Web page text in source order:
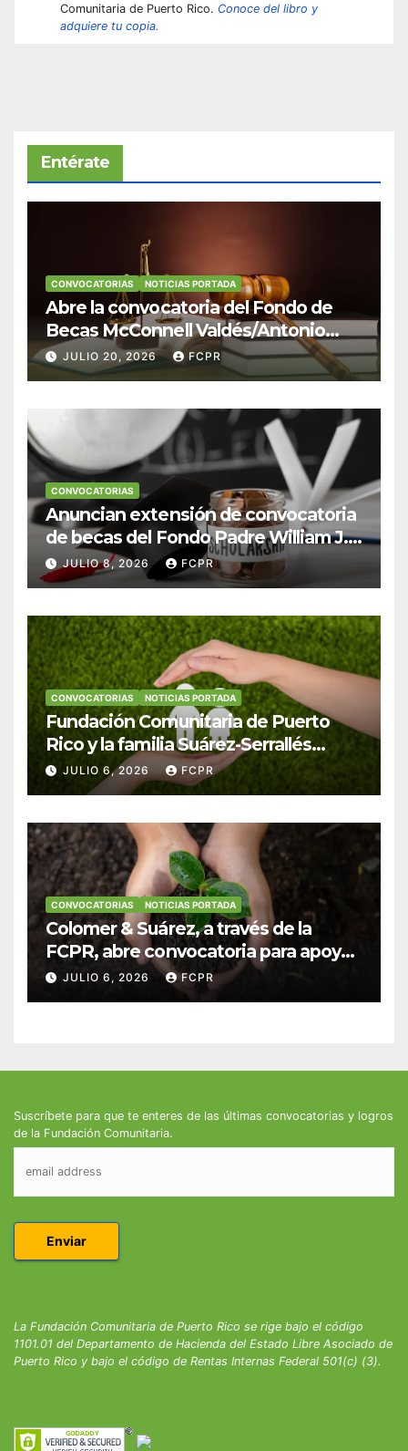
Comunitaria de Puerto Rico. Conoce del libro y
adquiere tu copia.
Entérate
CONVOCATORIAS NOTICIAS PORTADA
Abre la convocatoria del Fondo de
Becas McConnell Valdés/Antonio
Escudero Viera para estudiantes de
Derecho en Puerto Rico
JULIO 20, 2026 FCPR
CONVOCATORIAS
Anuncian extensión de convocatoria
de becas del Fondo Padre William J.
Hendricks, SJ para estudiantes del
Colegio San Ignacio
JULIO 8, 2026 FCPR
CONVOCATORIAS NOTICIAS PORTADA
Fundación Comunitaria de Puerto
Rico y la familia Suárez-Serrallés
anuncian convocatoria para
fortalecer hogares y albergues
JULIO 6, 2026 FCPR
CONVOCATORIAS NOTICIAS PORTADA
Colomer & Suárez, a través de la
FCPR, abre convocatoria para apoyar
proyectos de seguridad alimentaria
JULIO 6, 2026 FCPR
Suscríbete para que te enteres de las últimas convocatorias y logros
de la Fundación Comunitaria.
La Fundación Comunitaria de Puerto Rico se rige bajo el código
1101.01 del Departamento de Hacienda del Estado Libre Asociado de
Puerto Rico y bajo el código de Rentas Internas Federal 501(c) (3).